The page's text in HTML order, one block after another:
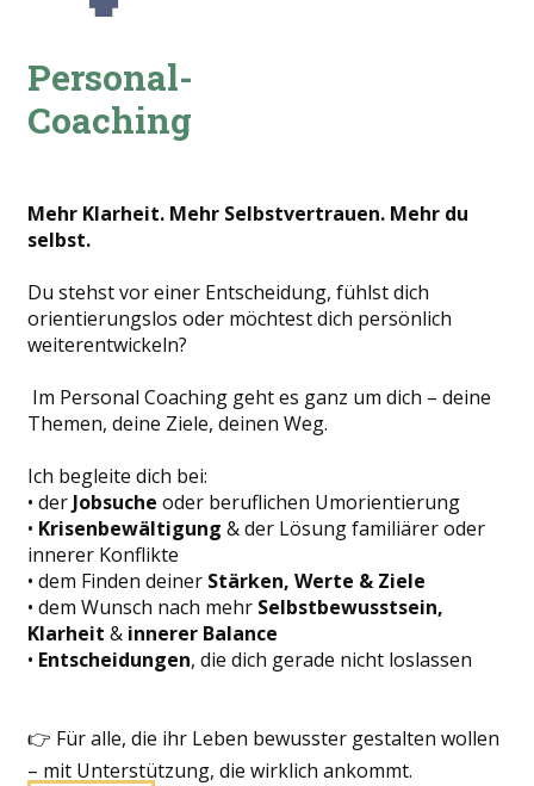
Personal-
Coaching
Mehr Klarheit. Mehr Selbstvertrauen. Mehr du
selbst.
Du stehst vor einer Entscheidung, fühlst dich
orientierungslos oder möchtest dich persönlich
weiterentwickeln?
Im Personal Coaching geht es ganz um dich – deine
Themen, deine Ziele, deinen Weg.
Ich begleite dich bei:
• der Jobsuche oder beruflichen Umorientierung
• Krisenbewältigung & der Lösung familiärer oder
innerer Konflikte
• dem Finden deiner Stärken, Werte & Ziele
• dem Wunsch nach mehr Selbstbewusstsein,
Klarheit & innerer Balance
• Entscheidungen, die dich gerade nicht loslassen
👉 Für alle, die ihr Leben bewusster gestalten wollen
– mit Unterstützung, die wirklich ankommt.